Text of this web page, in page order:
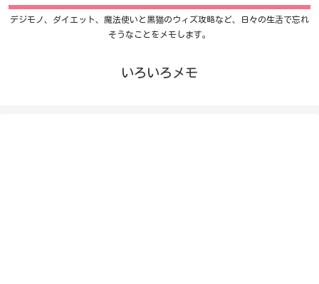
デジモノ、ダイエット、魔法使いと黒猫のウィズ攻略など、日々の生活で忘れ
そうなことをメモします。
いろいろメモ